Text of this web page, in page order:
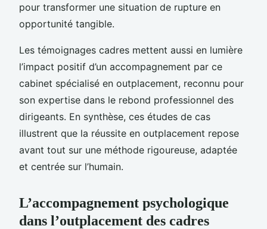
pour transformer une situation de rupture en
opportunité tangible.
Les témoignages cadres mettent aussi en lumière
l’impact positif d’un accompagnement par ce
cabinet spécialisé en outplacement, reconnu pour
son expertise dans le rebond professionnel des
dirigeants. En synthèse, ces études de cas
illustrent que la réussite en outplacement repose
avant tout sur une méthode rigoureuse, adaptée
et centrée sur l’humain.
L’accompagnement psychologique
dans l’outplacement des cadres